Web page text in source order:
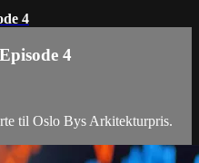
4
4
til Oslo Bys Arkitekturpris.